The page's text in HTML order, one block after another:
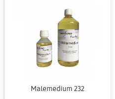
Malemedium 232